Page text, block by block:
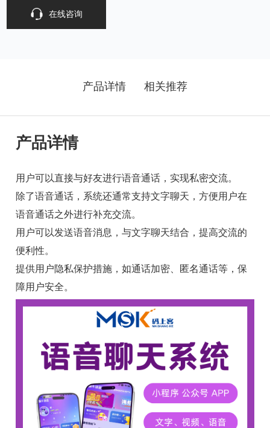
在线咨询
产品详情 相关推荐
产品详情
用户可以直接与好友进行语音通话，实现私密交流。
除了语音通话，系统还通常支持文字聊天，方便用户在
语音通话之外进行补充交流。
用户可以发送语音消息，与文字聊天结合，提高交流的
便利性。
提供用户隐私保护措施，如通话加密、匿名通话等，保
障用户安全。